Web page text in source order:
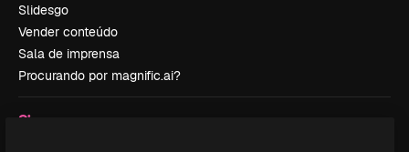
Slidesgo
Vender conteúdo
Sala de imprensa
Procurando por magnific.ai?
Siga-nos